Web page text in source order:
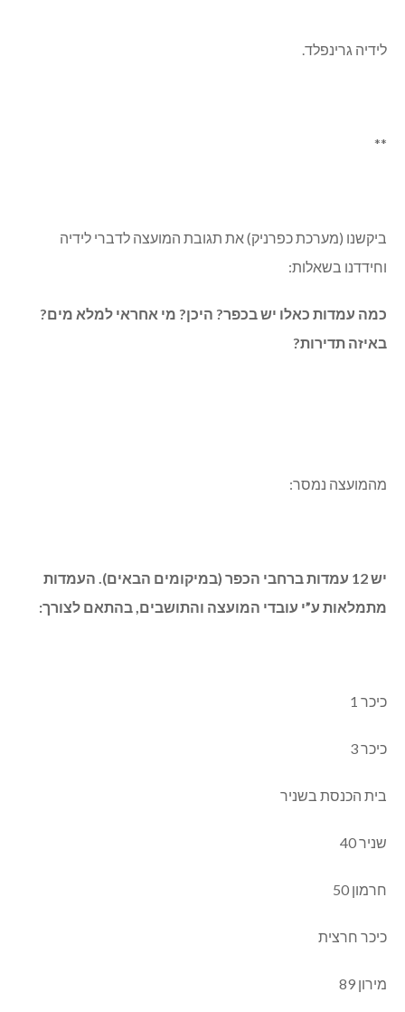
לידיה גרינפלד.
**
ביקשנו (מערכת כפרניק) את תגובת המועצה לדברי לידיה
וחידדנו בשאלות:
כמה עמדות כאלו יש בכפר? היכן? מי אחראי למלא מים?
באיזה תדירות?
מהמועצה נמסר:
יש 12 עמדות ברחבי הכפר (במיקומים הבאים). העמדות
מתמלאות ע”י עובדי המועצה והתושבים, בהתאם לצורך:
כיכר 1
כיכר 3
בית הכנסת בשניר
שניר 40
חרמון 50
כיכר חרצית
מירון 89